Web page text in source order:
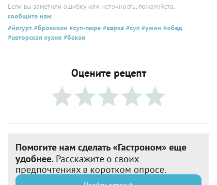
Если вы заметили ошибку или неточность, пожалуйста,
сообщите нам.
#йогурт #брокколи #суп-пюре #варка #суп #ужин #обед
#авторская кухня #бекон
Оцените рецепт
Помогите нам сделать «Гастроном» еще
удобнее. Расскажите о своих
предпочтениях в коротком опросе.